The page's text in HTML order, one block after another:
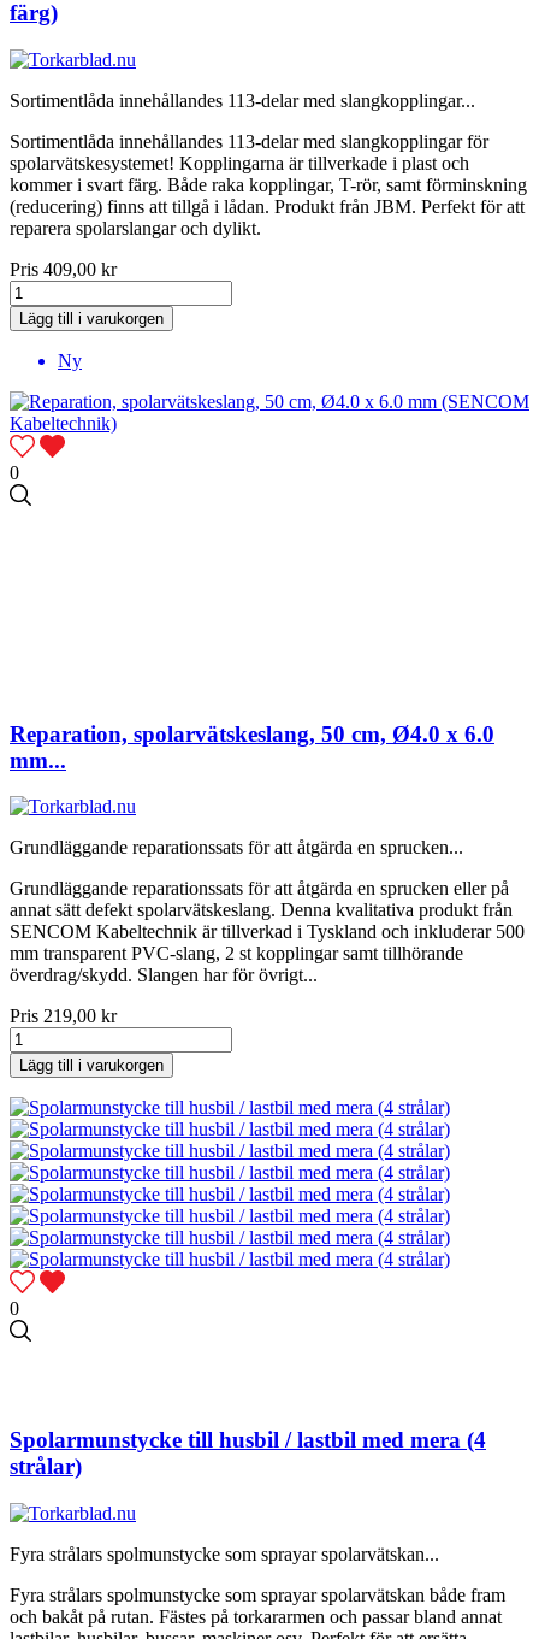
färg)
Sortimentlåda innehållandes 113-delar med slangkopplingar...
Sortimentlåda innehållandes 113-delar med slangkopplingar för
spolarvätskesystemet! Kopplingarna är tillverkade i plast och
kommer i svart färg. Både raka kopplingar, T-rör, samt förminskning
(reducering) finns att tillgå i lådan. Produkt från JBM. Perfekt för att
reparera spolarslangar och dylikt.
Pris 409,00 kr
Lägg till i varukorgen
Ny
0
Reparation, spolarvätskeslang, 50 cm, Ø4.0 x 6.0
mm...
Grundläggande reparationssats för att åtgärda en sprucken...
Grundläggande reparationssats för att åtgärda en sprucken eller på
annat sätt defekt spolarvätskeslang. Denna kvalitativa produkt från
SENCOM Kabeltechnik är tillverkad i Tyskland och inkluderar 500
mm transparent PVC-slang, 2 st kopplingar samt tillhörande
överdrag/skydd. Slangen har för övrigt...
Pris 219,00 kr
Lägg till i varukorgen
0
Spolarmunstycke till husbil / lastbil med mera (4
strålar)
Fyra strålars spolmunstycke som sprayar spolarvätskan...
Fyra strålars spolmunstycke som sprayar spolarvätskan både fram
och bakåt på rutan. Fästes på torkararmen och passar bland annat